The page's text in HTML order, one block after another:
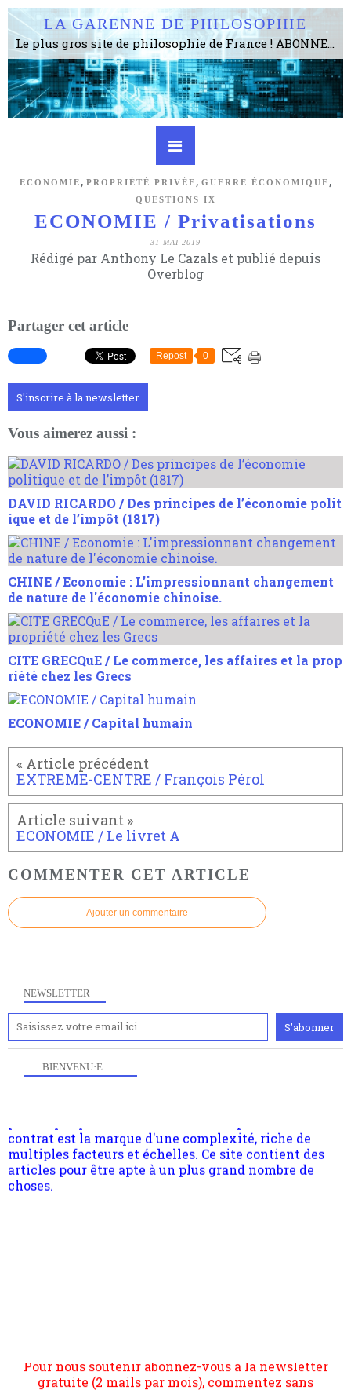
LA GARENNE DE PHILOSOPHIE
Le plus gros site de philosophie de France ! ABONNEZ-VOUS ! 4115 Articles, 1634 abonné·e·s, depuis 2006 . . . . . . . . 2 852 214 pages vues jusqu'à présent. Prestance et être apte à un plus grand nombre de choses.
ECONOMIE , PROPRIÉTÉ PRIVÉE , GUERRE ÉCONOMIQUE ,
QUESTIONS IX
ECONOMIE / Privatisations
31 MAI 2019
Rédigé par Anthony Le Cazals et publié depuis
Overblog
Partager cet article
Repost 0
S'inscrire à la newsletter
Vous aimerez aussi :
DAVID RICARDO / Des principes de l’économie polit
ique et de l’impôt (1817)
CHINE / Economie : L'impressionnant changement
de nature de l'économie chinoise.
CITE GRECQuE / Le commerce, les affaires et la prop
riété chez les Grecs
ECONOMIE / Capital humain
EXTREME-CENTRE / François Pérol
ECONOMIE / Le livret A
COMMENTER CET ARTICLE
Ajouter un commentaire
NEWSLETTER
. . . . BIENVENU·E . . . .
l'actualité et de l'expérimentation à Paris 8. Il
s'occupe plus largement de rendre compte d'une
transformation dans les paradigmes philosophiques
suivant la pensée du Dehors ou du Surpli, omme la
nomme les métaphysiciens classique. Nous avons
quant à nous déjà basculé d'emblée dans la modernité
quantique, résolvant la plupart des impasses
multiples facteurs et échelles. Ce site contient des
articles pour être apte à un plus grand nombre de
choses.
hésitation, partagez le contenu sur les réseaux et si